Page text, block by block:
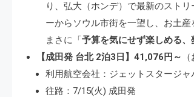
り、弘大（ホンデ）で最新のスト
ーからソウル市街を一望し、お土
まさに「予算を気にせず楽しめる、
【成田発 台北 2泊3日】41,076円～
利用航空会社：ジェットスタージャ
往路：7/15(火) 成田発